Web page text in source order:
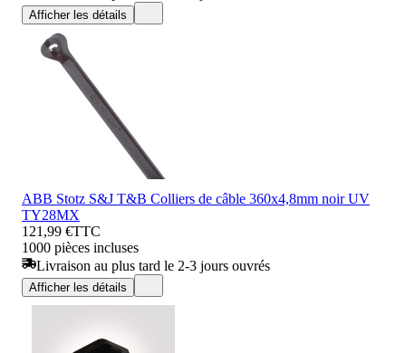
Afficher les détails
ABB Stotz S&J T&B Colliers de câble 360x4,8mm noir UV
TY28MX
121,99 €TTC
1000 pièces incluses
Livraison au plus tard le 2-3 jours ouvrés
Afficher les détails